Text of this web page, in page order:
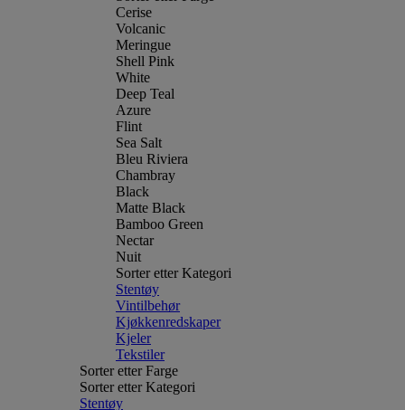
Cerise
Volcanic
Meringue
Shell Pink
White
Deep Teal
Azure
Flint
Sea Salt
Bleu Riviera
Chambray
Black
Matte Black
Bamboo Green
Nectar
Nuit
Sorter etter Kategori
Stentøy
Vintilbehør
Kjøkkenredskaper
Kjeler
Tekstiler
Sorter etter Farge
Sorter etter Kategori
Stentøy